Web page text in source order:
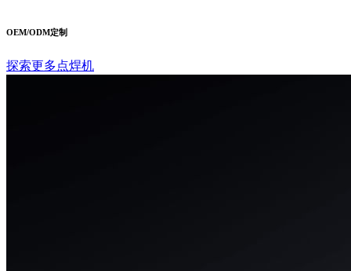
OEM/ODM定制
探索更多点焊机